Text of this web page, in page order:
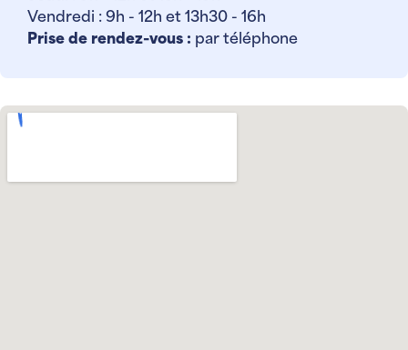
Vendredi : 9h - 12h et 13h30 - 16h
Prise de rendez-vous : par téléphone